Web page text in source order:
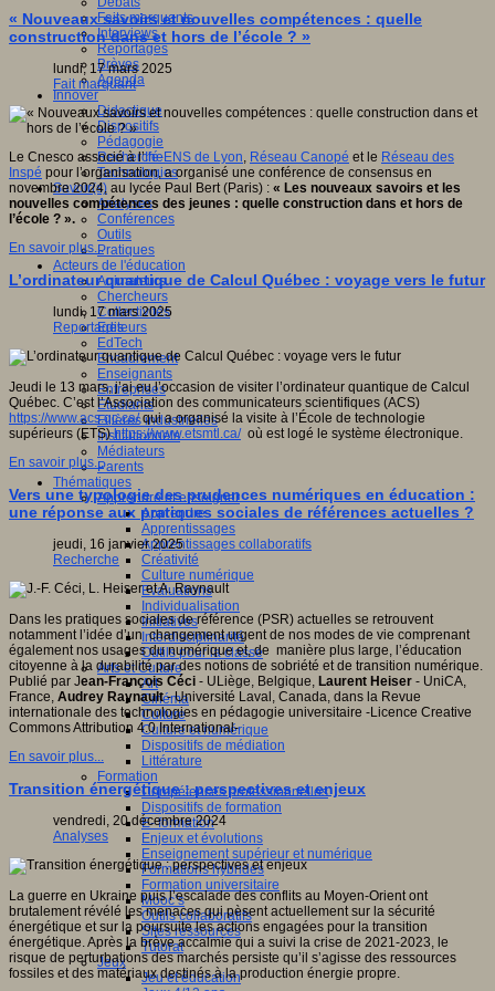
Faits marquants
Interviews
Reportages
Brèves
Agenda
Innover
Didactique
Dispositifs
Pédagogie
Recherche
Technologies
Savoir(s)
Analyses
Conférences
Outils
Pratiques
Acteurs de l'éducation
Animateurs
Chercheurs
Collectivités
Editeurs
EdTech
Encadrement
Enseignants
Entreprises
Etudiants
Filières industrielles
Institutionnels
Médiateurs
Parents
Thématiques
Apprendre et enseigner
Apprendre
Apprentissages
Apprentissages collaboratifs
Créativité
Culture numérique
Evaluations
Individualisation
Initiatives
Interdisciplinarité
Outils pour la classe
Arts et Culture
Art
Cinéma
Culture
Culture et numérique
Dispositifs de médiation
Littérature
Formation
Compétences professionnelles
Dispositifs de formation
E- formation
Enjeux et évolutions
Enseignement supérieur et numérique
Formations hybrides
Formation universitaire
Mooc’s
Outils collaboratifs
Sites ressources
Tutorat
Jeux
Jeu et éducation
« Nouveaux savoirs et nouvelles compétences : quelle
construction dans et hors de l’école ? »
lundi, 17 mars 2025
Fait marquant
Le Cnesco associé à l’Ifé-ENS de Lyon, Réseau Canopé et le Réseau des
Inspé pour l’organisation, a organisé une conférence de consensus en
novembre 2024, au lycée Paul Bert (Paris) : « Les nouveaux savoirs et les
nouvelles compétences des jeunes : quelle construction dans et hors de
l’école ? ».
En savoir plus...
L’ordinateur quantique de Calcul Québec : voyage vers le futur
lundi, 17 mars 2025
Reportages
Jeudi le 13 mars, j’ai eu l’occasion de visiter l’ordinateur quantique de Calcul
Québec. C’est l’Association des communicateurs scientifiques (ACS)
https://www.acs.qc.ca/qui a organisé la visite à l’École de technologie
supérieurs (ETS)https://www.etsmtl.ca/où est logé le système électronique.
En savoir plus...
Vers une typologie des prudences numériques en éducation :
une réponse aux pratiques sociales de références actuelles ?
jeudi, 16 janvier 2025
Recherche
Dans les pratiques sociales de référence (PSR) actuelles se retrouvent
notamment l’idée d’un changement urgent de nos modes de vie comprenant
également nos usages du numérique et, de manière plus large, l’éducation
citoyenne à la durabilité par des notions de sobriété et de transition numérique.
Publié par Jean-François Céci - ULiège, Belgique, Laurent Heiser - UniCA,
France, Audrey Raynault- Université Laval, Canada, dans la Revue
internationale des technologies en pédagogie universitaire -Licence Creative
Commons Attribution 4.0 International-
En savoir plus...
Transition énergétique : perspectives et enjeux
vendredi, 20 décembre 2024
Analyses
La guerre en Ukraine puis l’escalade des conflits au Moyen-Orient ont
brutalement révélé les menaces qui pèsent actuellement sur la sécurité
énergétique et sur la poursuite les actions engagées pour la transition
énergétique. Après la brève accalmie qui a suivi la crise de 2021-2023, le
risque de perturbations des marchés persiste qu’il s’agisse des ressources
fossiles et des matériaux destinés à la production énergie propre.